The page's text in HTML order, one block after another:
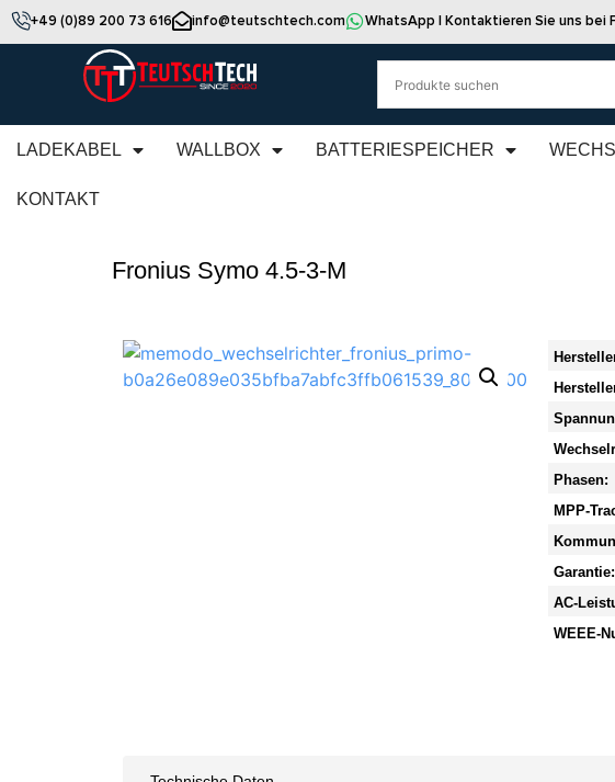
+49 (0)89 200 73 616 info@teutschtech.com WhatsApp | Kontaktieren Sie uns bei
LADEKABEL WALLBOX BATTERIESPEICHER
KONTAKT
Fronius Symo 4.5-3-M
Phasen:
MPP-
Garantie:
AC-
WEEE-